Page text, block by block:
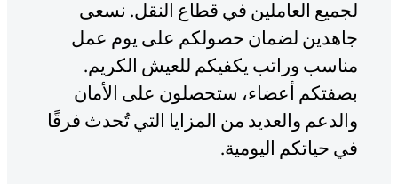
لجميع العاملين في قطاع النقل. نسعى
جاهدين لضمان حصولكم على يوم عمل
مناسب وراتب يكفيكم للعيش الكريم.
بصفتكم أعضاء، ستحصلون على الأمان
والدعم والعديد من المزايا التي تُحدث فرقًا
في حياتكم اليومية.